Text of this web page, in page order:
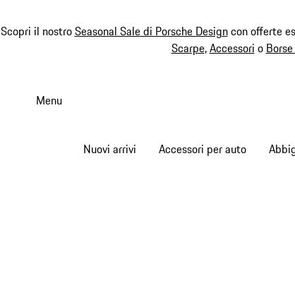
Scopri il nostroSeasonal Sale di Porsche Designcon offerte
Scarpe,Accessori o
Menu
Nuovi arrivi Accessori per auto